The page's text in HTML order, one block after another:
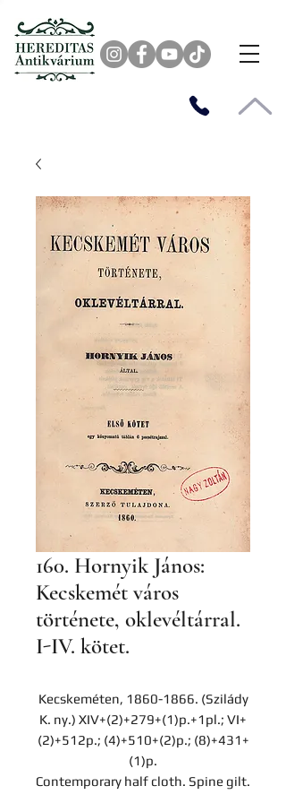
160. Hornyik János:
Kecskemét város
története, oklevéltárral.
I-IV. kötet.
Kecskeméten, 1860-1866. (Szilády
K. ny.) XIV+(2)+279+(1)p.+1pl.; VI+
(2)+512p.; (4)+510+(2)p.; (8)+431+
(1)p.
Contemporary half cloth. Spine gilt.